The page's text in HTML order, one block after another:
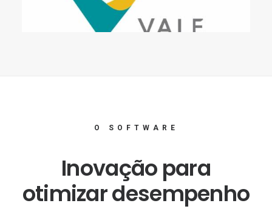
O SOFTWARE
Inovação para
otimizar desempenho